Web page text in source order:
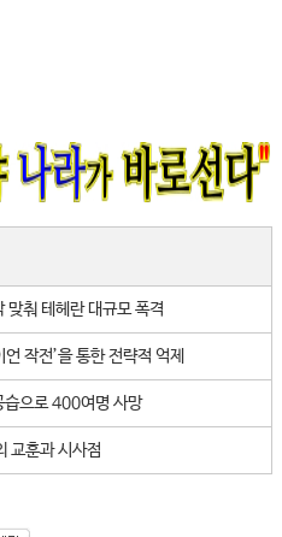
춰 테헤란 대규모 폭격
작전’을 통한 전략적 억제
습으로 400여명 사망
교훈과 시사점